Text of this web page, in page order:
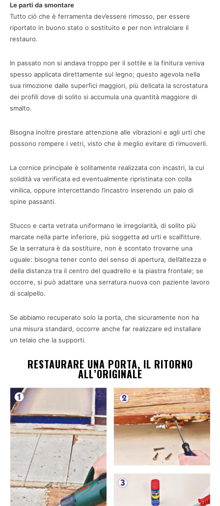
Le parti da smontare
Tutto ciò che è ferramenta dev’essere rimosso, per essere
riportato in buono stato o sostituito e per non intralciare il
restauro.
In passato non si andava troppo per il sottile e la finitura veniva
spesso applicata direttamente sul legno; questo agevola nella
sua rimozione dalle superfici maggiori, più delicata la scrostatura
dei profili dove di solito si accumula una quantità maggiore di
smalto.
Bisogna inoltre prestare attenzione alle vibrazioni e agli urti che
possono rompere i vetri, visto che è meglio evitare di rimuoverli.
La cornice principale è solitamente realizzata con incastri, la cui
solidità va verificata ed eventualmente ripristinata con colla
vinilica, oppure intercettando l’incastro inserendo un paio di
spine passanti.
Stucco e carta vetrata uniformano le irregolarità, di solito più
marcate nella parte inferiore, più soggetta ad urti e scalfitture.
Se la serratura è da sostituire, non è scontato trovarne una
uguale: bisogna tener conto del senso di apertura, dell’altezza e
della distanza tra il centro del quadrello e la piastra frontale; se
occorre, si può adattare una serratura nuova con paziente lavoro
di scalpello.
Se abbiamo recuperato solo la porta, che sicuramente non ha
una misura standard, occorre anche far realizzare ed installare
un telaio che la supporti.
RESTAURARE UNA PORTA, IL RITORNO
ALL’ORIGINALE